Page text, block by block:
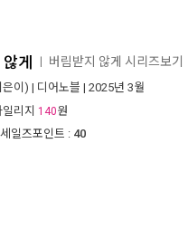
게 버림받지 않게 시리즈보기
은이) | 디어노블 | 2025년 3월
리지 140원
일즈포인트 : 40